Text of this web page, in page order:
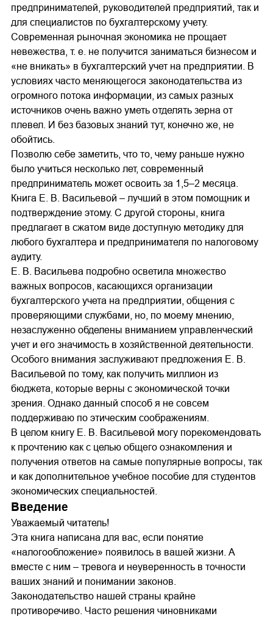
предпринимателей, руководителей предприятий, так и
для специалистов по бухгалтерскому учету.
Современная рыночная экономика не прощает
невежества, т. е. не получится заниматься бизнесом и
«не вникать» в бухгалтерский учет на предприятии. В
условиях часто меняющегося законодательства из
огромного потока информации, из самых разных
источников очень важно уметь отделять зерна от
плевел. И без базовых знаний тут, конечно же, не
обойтись.
Позволю себе заметить, что то, чему раньше нужно
было учиться несколько лет, современный
предприниматель может освоить за 1,5–2 месяца.
Книга Е. В. Васильевой – лучший в этом помощник и
подтверждение этому. С другой стороны, книга
предлагает в сжатом виде доступную методику для
любого бухгалтера и предпринимателя по налоговому
аудиту.
Е. В. Васильева подробно осветила множество
важных вопросов, касающихся организации
бухгалтерского учета на предприятии, общения с
проверяющими службами, но, по моему мнению,
незаслуженно обделены вниманием управленческий
учет и его значимость в хозяйственной деятельности.
Особого внимания заслуживают предложения Е. В.
Васильевой по тому, как получить миллион из
бюджета, которые верны с экономической точки
зрения. Однако данный способ я не совсем
поддерживаю по этическим соображениям.
В целом книгу Е. В. Васильевой могу порекомендовать
к прочтению как с целью общего ознакомления и
получения ответов на самые популярные вопросы, так
и как дополнительное учебное пособие для студентов
экономических специальностей.
Введение
Уважаемый читатель!
Эта книга написана для вас, если понятие
«налогообложение» появилось в вашей жизни. А
вместе с ним – тревога и неуверенность в точности
ваших знаний и понимании законов.
Законодательство нашей страны крайне
противоречиво. Часто решения чиновниками